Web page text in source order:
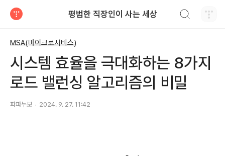
평범한 직장인이 사는 세상
MSA(마이크로서비스)
시스템 효율을 극대화하는 8가지
로드 밸런싱 알고리즘의 비밀
파파누보 2024. 9. 27. 11:42